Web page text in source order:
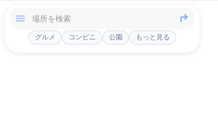
グルメ コンビニ 公園 もっと見る